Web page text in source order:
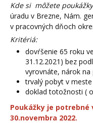
Kde si môžete
úradu v Brezne, Nám.
v pracovných dňoch
Kritériá:
dovŕšenie 65 roku
31.12.2021) bez
vyrovnáte, nárok na
trvalý pobyt v
doklad totožnosti (
Poukážky je potrebné
30.novembra 2022.